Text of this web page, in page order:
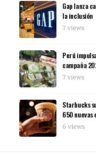
Gap lanza
la inclusión
7 views
Perú
campaña
7 views
Starbucks
650 nuevas
6 views